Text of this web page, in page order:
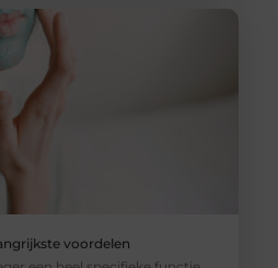
voordelen